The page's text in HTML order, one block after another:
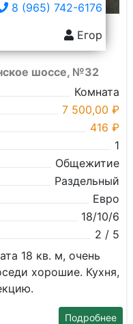
8 (965) 742-6176
Егор
шоссе, №32
Комната
7 500,00 ₽
416 ₽
1
Общежитие
Раздельный
Евро
18/10/6
2 / 5
18 кв. м, очень
хорошие. Кухня,
Подробнее